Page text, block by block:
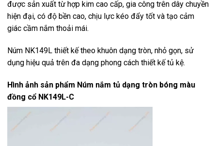
được sản xuất từ hợp kim cao cấp, gia công trên dây chuyền
hiện đại, có độ bền cao, chịu lực kéo đẩy tốt và tạo cảm
giác cầm nắm thoải mái.
Núm NK149L thiết kế theo khuôn dạng tròn, nhỏ gọn, sử
dụng hiệu quả trên đa dạng phong cách thiết kế tủ kệ.
Hình ảnh sản phẩm Núm nắm tủ dạng tròn bóng màu
đồng cổ NK149L-C